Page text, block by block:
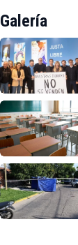
Galería